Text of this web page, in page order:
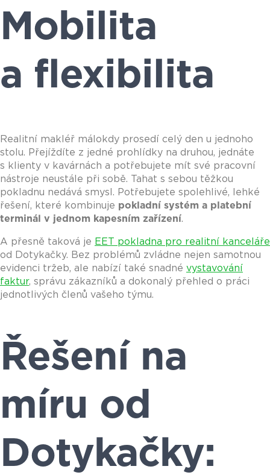
Mobilita
a flexibilita
Realitní makléř málokdy prosedí celý den u jednoho
stolu. Přejíždíte z jedné prohlídky na druhou, jednáte
s klienty v kavárnách a potřebujete mít své pracovní
nástroje neustále při sobě. Tahat s sebou těžkou
pokladnu nedává smysl. Potřebujete spolehlivé, lehké
řešení, které kombinuje pokladní systém a platební
terminál v jednom kapesním zařízení.
A přesně taková je EET pokladna pro realitní kanceláře
od Dotykačky. Bez problémů zvládne nejen samotnou
evidenci tržeb, ale nabízí také snadné vystavování
faktur, správu zákazníků a dokonalý přehled o práci
jednotlivých členů vašeho týmu.
Řešení na
míru od
Dotykačky: